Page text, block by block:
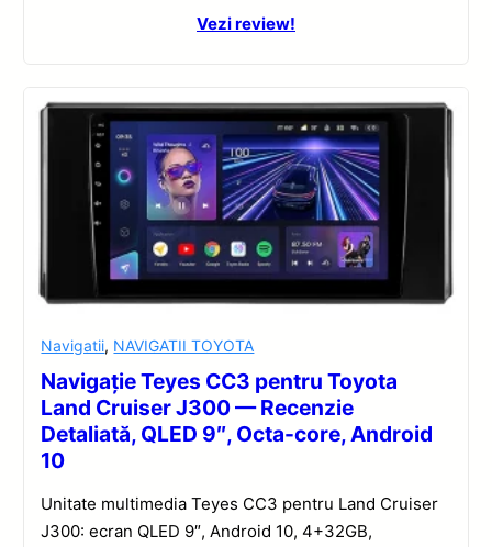
Vezi review!
Navigatii, NAVIGATII TOYOTA
Navigație Teyes CC3 pentru Toyota
Land Cruiser J300 — Recenzie
Detaliată, QLED 9″, Octa-core, Android
10
Unitate multimedia Teyes CC3 pentru Land Cruiser
J300: ecran QLED 9″, Android 10, 4+32GB,